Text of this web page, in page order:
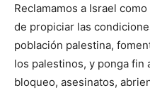
Reclamamos a Israel
de propiciar las
población palestina,
los palestinos, y ponga fin
bloqueo, asesinatos,